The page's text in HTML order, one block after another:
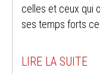
celles et ceux qui
ses temps forts ce...
LIRE LA SUITE